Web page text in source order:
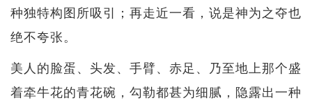
种独特构图所吸引；再走近一看，说是神为之夺也
绝不夸张。
美人的脸蛋、头发、手臂、赤足、乃至地上那个盛
着牵牛花的青花碗，勾勒都甚为细腻，隐露出一种